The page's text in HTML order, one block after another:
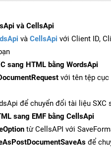
và CellsApi
và CellsApi với Client ID,
sang HTML bằng WordsApi
với tên tệp
để chuyển đổi tài liệu SXC
sang EMF bằng CellsApi
từ CellsAPI với
để